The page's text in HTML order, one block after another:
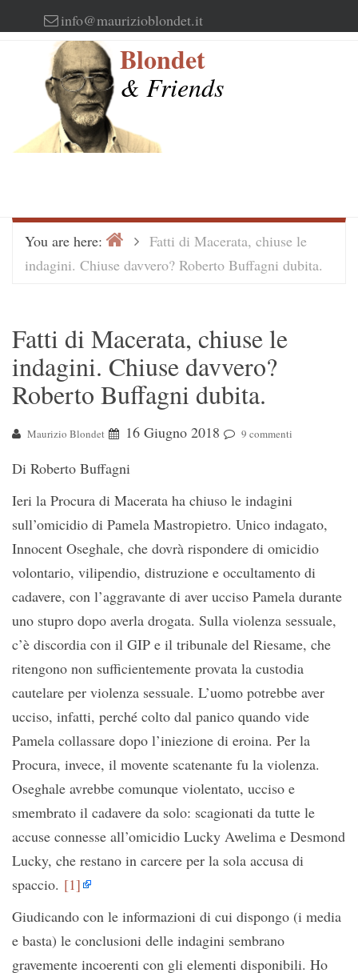
to
info@maurizioblondet.it
Blondet
& Friends
You are here: HomeFatti di Macerata, chiuse le
indagini. Chiuse davvero? Roberto Buffagni dubita.
Fatti di Macerata, chiuse le
indagini. Chiuse davvero?
Roberto Buffagni dubita.
Maurizio Blondet 16 Giugno 2018 9 commenti
Di Roberto Buffagni
Ieri la Procura di Macerata ha chiuso le indagini
sull’omicidio di Pamela Mastropietro. Unico indagato,
Innocent Oseghale, che dovrà rispondere di omicidio
volontario, vilipendio, distruzione e occultamento di
cadavere, con l’aggravante di aver ucciso Pamela durante
uno stupro dopo averla drogata. Sulla violenza sessuale,
c’è discordia con il GIP e il tribunale del Riesame, che
ritengono non sufficientemente provata la custodia
cautelare per violenza sessuale. L’uomo potrebbe aver
ucciso, infatti, perché colto dal panico quando vide
Pamela collassare dopo l’iniezione di eroina. Per la
Procura, invece, il movente scatenante fu la violenza.
Oseghale avrebbe comunque violentato, ucciso e
smembrato il cadavere da solo: scagionati da tutte le
accuse connesse all’omicidio Lucky Awelima e Desmond
Lucky, che restano in carcere per la sola accusa di
spaccio. [1]
Giudicando con le informazioni di cui dispongo (i media
e basta) le conclusioni delle indagini sembrano
gravemente incoerenti con gli elementi disponibili. Ho